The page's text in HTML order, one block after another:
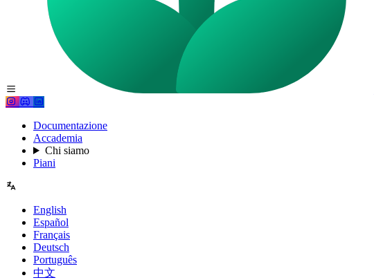
Documentazione
Accademia
Chi siamo
Piani
English
Español
Français
Deutsch
Português
中文